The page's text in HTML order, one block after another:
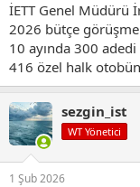
İETT Genel Müdürü
2026 bütçe
10 ayında 300
416 özel halk
sezgin_ist
WT Yönetici
1 Şub 2026